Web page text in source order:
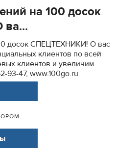
на 100 досок
досок СПЕЦТЕХНИКИ! О вас
клиентов по всей
клиентов и увеличим
93-47, www.100go.ru